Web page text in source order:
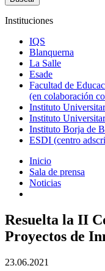
Instituciones
IQS
Blanquerna
La Salle
Esade
Facultad de
(en colaboración
Instituto
Instituto
Instituto Borja de
ESDI (centro
Inicio
Sala de prensa
Noticias
Resuelta la II
Proyectos de
23.06.2021